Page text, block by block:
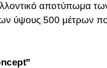
αποτύπωμα
ύψους 500 μέτρων